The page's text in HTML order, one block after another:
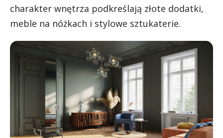
charakter wnętrza podkreślają złote dodatki,
meble na nóżkach i stylowe sztukaterie.